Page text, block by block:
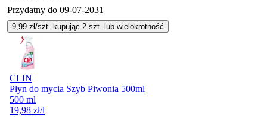
Przydatny do 09-07-2031
9,99 zł/szt. kupując 2 szt. lub wielokrotność
CLIN
Płyn do mycia Szyb Piwonia 500ml
500 ml
19,98 zł/l